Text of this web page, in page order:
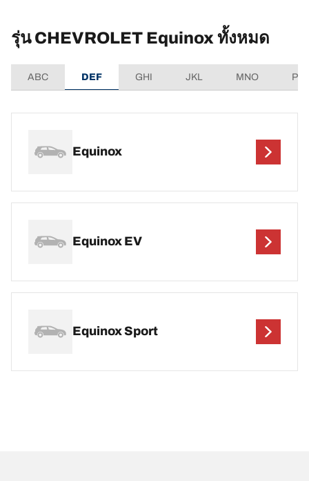
รุ่น CHEVROLET Equinox ทั้งหมด
ABC DEF GHI JKL MNO
Equinox
Equinox EV
Equinox Sport